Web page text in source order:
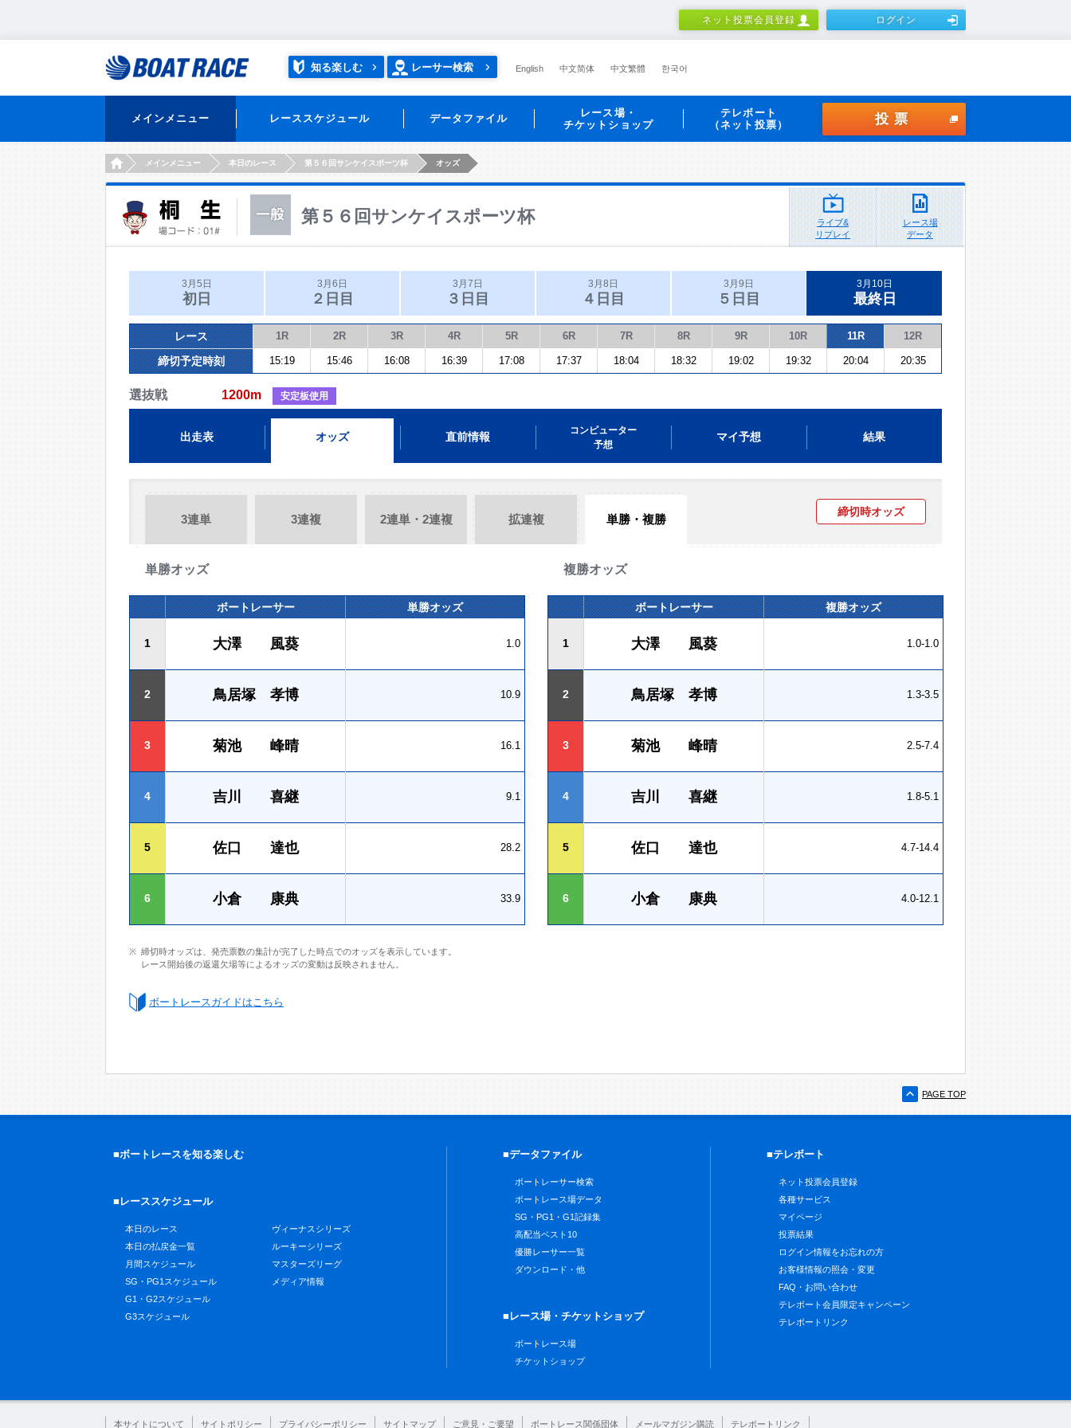
ネット投票会員登録 ログイン
知る楽しむ レーサー検索 English 中文简体 中文繁體 한국어
メインメニュー レーススケジュール データファイル
レース場・
チケットショップ
テレボート
（ネット投票）
投票
HOMEメインメニュー 本日のレース 第５６回サンケイスポーツ杯 オッズ
第５６回サンケイスポーツ杯
ライブ&
リプレイ
レース場
データ
3月5日
初日
3月6日
２日目
3月7日
３日目
3月8日
４日目
3月9日
５日目
3月10日
最終日
レース 1R 2R 3R 4R 5R 6R 7R 8R 9R 10R 11R 12R
締切予定時刻 15:19 15:46 16:08 16:39 17:08 17:37 18:04 18:32 19:02 19:32 20:04 20:35
選抜戦 1200m 安定板使用
出走表 オッズ 直前情報
コンピューター
予想
マイ予想 結果
3連単 3連複 2連単・2連複 拡連複 単勝・複勝
締切時オッズ
単勝オッズ
ボートレーサー 単勝オッズ
1 大澤 風葵 1.0
2 鳥居塚 孝博 10.9
3 菊池 峰晴 16.1
4 吉川 喜継 9.1
5 佐口 達也 28.2
6 小倉 康典 33.9
複勝オッズ
ボートレーサー 複勝オッズ
1 大澤 風葵 1.0-1.0
2 鳥居塚 孝博 1.3-3.5
3 菊池 峰晴 2.5-7.4
4 吉川 喜継 1.8-5.1
5 佐口 達也 4.7-14.4
6 小倉 康典 4.0-12.1
締切時オッズは、発売票数の集計が完了した時点でのオッズを表示しています。
レース開始後の返還欠場等によるオッズの変動は反映されません。
ボートレースガイドはこちら
PAGE TOP
■ボートレースを知る楽しむ
■レーススケジュール
本日のレース
本日の払戻金一覧
月間スケジュール
SG・PG1スケジュール
G1・G2スケジュール
G3スケジュール
ヴィーナスシリーズ
ルーキーシリーズ
マスターズリーグ
メディア情報
■データファイル
ボートレーサー検索
ボートレース場データ
SG・PG1・G1記録集
高配当ベスト10
優勝レーサー一覧
ダウンロード・他
■レース場・チケットショップ
ボートレース場
チケットショップ
■テレボート
ネット投票会員登録
各種サービス
マイページ
投票結果
ログイン情報をお忘れの方
お客様情報の照会・変更
FAQ・お問い合わせ
テレボート会員限定キャンペーン
テレボートリンク
本サイトについて サイトポリシー プライバシーポリシー サイトマップ ご意見・ご要望 ボートレース関係団体 メールマガジン購読 テレボートリンク